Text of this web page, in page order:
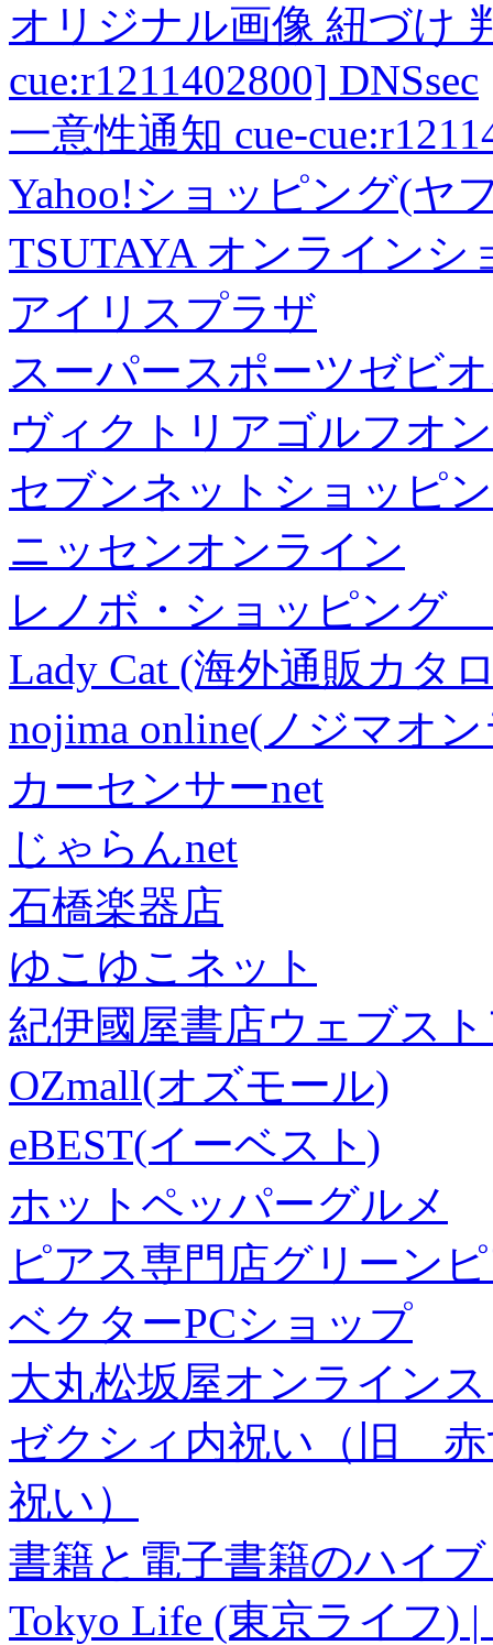
オリジナル画像 紐づけ
cue:r1211402800] DNSsec
一意性通知 cue-
Yahoo!ショッピング(ヤ
TSUTAYA オンラインシ
アイリスプラザ
スーパースポーツゼビ
ヴィクトリアゴルフオ
セブンネットショッピ
ニッセンオンライン
レノボ・ショッピング
Lady Cat (海外通販カタ
nojima online(ノジマオ
カーセンサーnet
じゃらんnet
石橋楽器店
ゆこゆこネット
紀伊國屋書店ウェブス
OZmall(オズモール)
eBEST(イーベスト)
ホットペッパーグルメ
ピアス専門店グリーン
ベクターPCショップ
大丸松坂屋オンライン
ゼクシィ内祝い（旧 赤
祝い）
書籍と電子書籍のハイ
Tokyo Life (東京ライフ)